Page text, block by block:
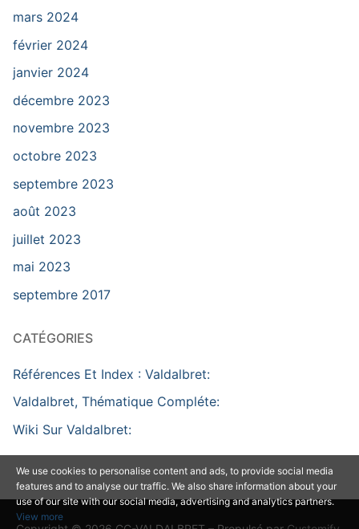
mars 2024
février 2024
janvier 2024
décembre 2023
novembre 2023
octobre 2023
septembre 2023
août 2023
juillet 2023
mai 2023
septembre 2017
CATÉGORIES
Références Et Index : Valdalbret:
Valdalbret, Thématique Compléte:
Wiki Sur Valdalbret:
We use cookies to personalise content and ads, to provide social media
features and to analyse our traffic. We also share information about your
use of our site with our social media, advertising and analytics partners.
View more